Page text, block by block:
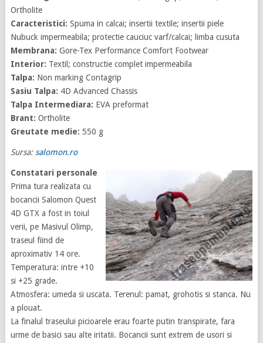
Ortholite
Caracteristici: Spuma in calcai; insertii textile; insertii piele
Nubuck impermeabila; protectie cauciuc varf/calcai; limba cusuta
Membrana: Gore-Tex Performance Comfort Footwear
Interior: Textil; constructie complet impermeabila
Talpa: Non marking Contagrip
Sasiu Talpa: 4D Advanced Chassis
Talpa Intermediara: EVA preformat
Brant: Ortholite
Greutate medie: 550 g
Sursa:salomon.ro
Constatari personale
Prima tura realizata cu
bocancii Salomon Quest
4D GTX a fost in toiul
verii, pe Masivul Olimp,
traseul fiind de
aproximativ 14 ore.
Temperatura: intre +10
si +25 grade.
Atmosfera: umeda si uscata. Terenul: pamat, grohotis si stanca. Nu
a plouat.
La finalul traseului picioarele erau foarte putin transpirate, fara
urme de basici sau alte iritatii. Bocancii sunt extrem de usori si